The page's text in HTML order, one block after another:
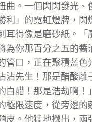
。一個閃閃發光
」的霓虹燈牌，
得像是磨砂紙。
為你那百分之五的
口，正在聚積藍
先生！那是醋酸離
白醋！那是浩劫啊
限速度，從旁邊
。他猛地擲出，